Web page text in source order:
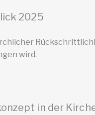
2025
wird.
in der